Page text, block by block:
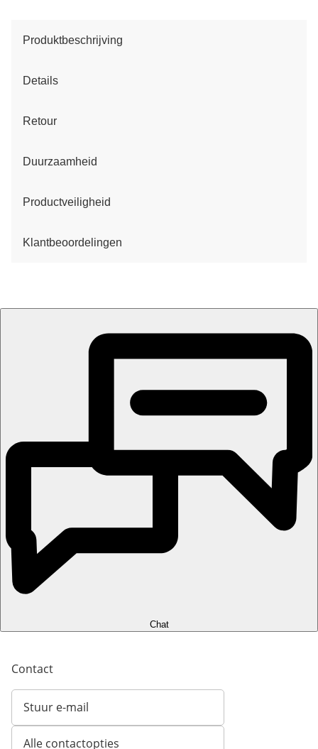
Produktbeschrijving
Details
Retour
Duurzaamheid
Productveiligheid
Klantbeoordelingen
Chat
Contact
Stuur e-mail
Opent e-mailclient
Alle contactopties